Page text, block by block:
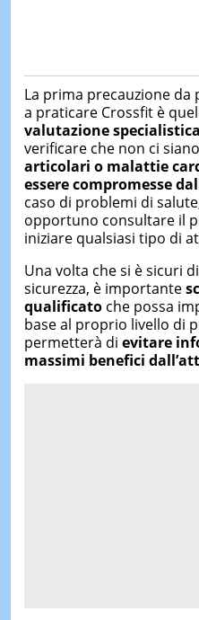
La prima precauzione
a praticare Crossfit è
valutazione
verificare che non ci siano
articolari o malattie
essere compromesse
caso di problemi di
opportuno consultare il
iniziare qualsiasi tipo di
Una volta che si è sicuri
sicurezza, è importante
qualificatoche possa
base al proprio livello di
permetterà di evitare
massimi benefici